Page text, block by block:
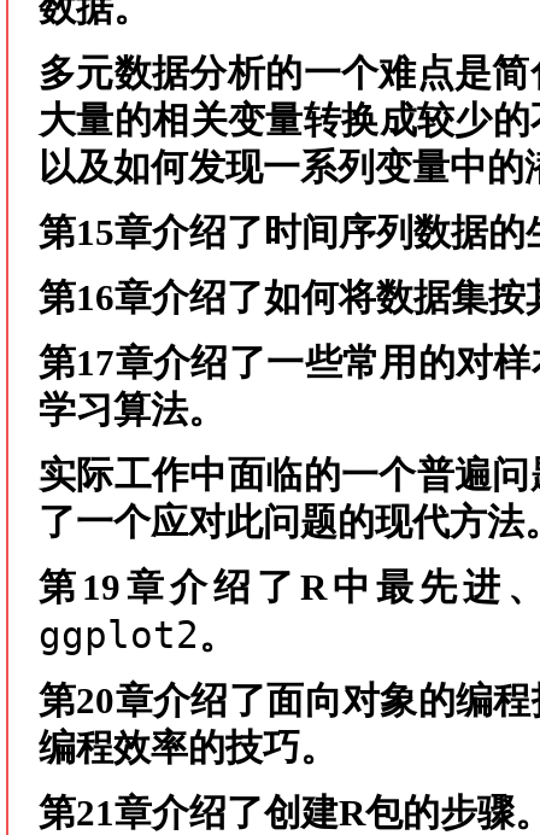
数据。
多元数据分析的一个难点是
大量的相关变量转换成较少
以及如何发现一系列变量中
第15章介绍了时间序列数据
第16章介绍了如何将数据集按
第17章介绍了一些常用的对
学习算法。
实际工作中面临的一个普遍
了一个应对此问题的现代方法
第19章介绍了R中最先进
ggplot2。
第20章介绍了面向对象的编
编程效率的技巧。
第21章介绍了创建R包的步骤